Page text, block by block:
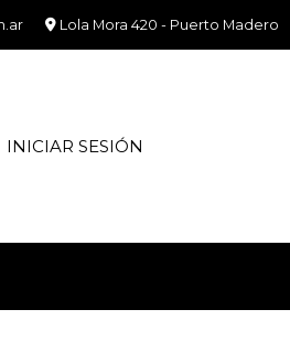
Lola Mora 420 - Puerto Madero
INICIAR SESIÓN